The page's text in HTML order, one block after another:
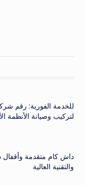
للخدمة الفورية: رقم
لتركيب وصيانة الأنظمة
داش كام متقدمة وأقفال
والتقنية العالية